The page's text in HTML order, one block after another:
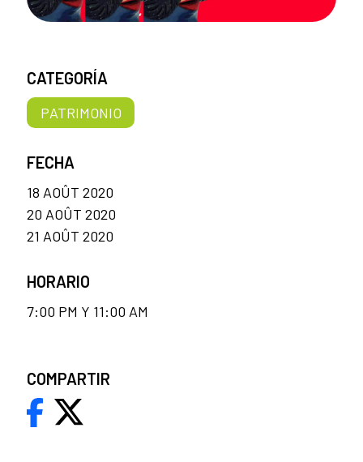
CATEGORÍA
PATRIMONIO
FECHA
18 AOÛT 2020
20 AOÛT 2020
21 AOÛT 2020
HORARIO
7:00 PM Y 11:00 AM
COMPARTIR